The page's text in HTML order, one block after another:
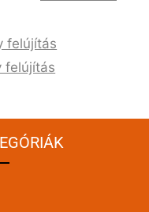
felújítás
felújítás